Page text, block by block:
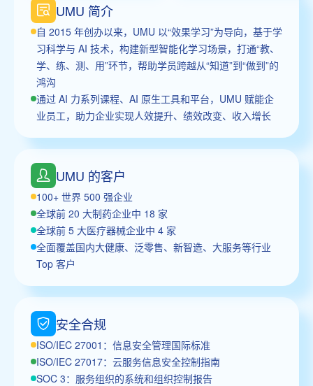
UMU 简介
自 2015 年创办以来，UMU 以“效果学习”为导向，基于学
习科学与 AI 技术，构建新型智能化学习场景，打通“教、
学、练、测、用”环节，帮助学员跨越从“知道”到“做到”的
鸿沟
通过 AI 力系列课程、AI 原生工具和平台，UMU 赋能企
业员工，助力企业实现人效提升、绩效改变、收入增长
UMU 的客户
100+ 世界 500 强企业
全球前 20 大制药企业中 18 家
全球前 5 大医疗器械企业中 4 家
全面覆盖国内大健康、泛零售、新智造、大服务等行业
Top 客户
安全合规
ISO/IEC 27001：信息安全管理国际标准
ISO/IEC 27017：云服务信息安全控制指南
SOC 3：服务组织的系统和组织控制报告